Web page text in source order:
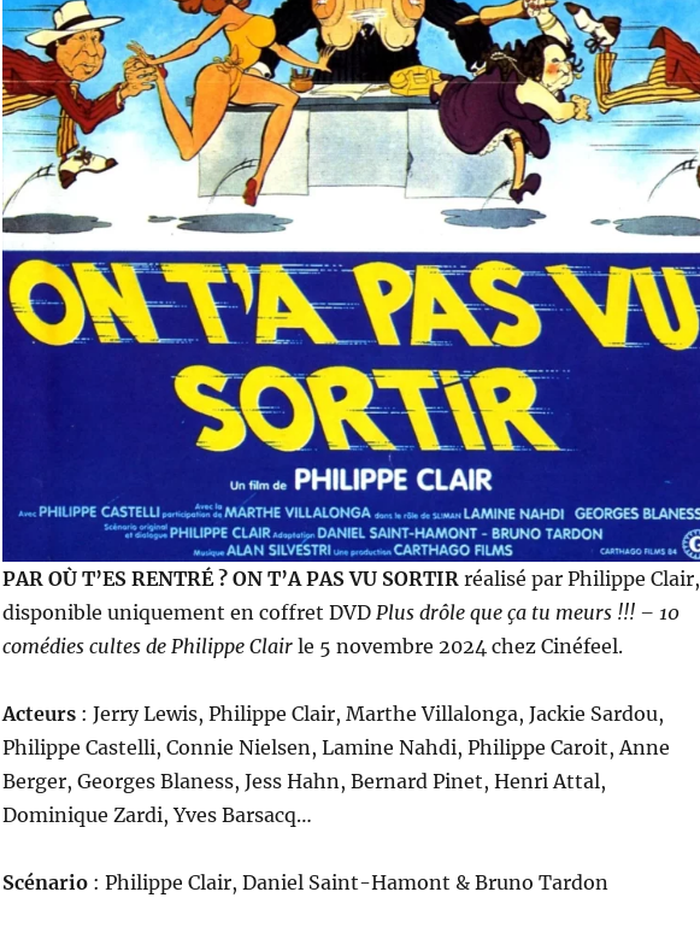
PAR OÙ T’ES RENTRÉ ? ON T’A PAS VU SORTIR réalisé par Philippe Clair,
disponible uniquement en coffret DVD Plus drôle que ça tu meurs !!! – 10
comédies cultes de Philippe Clairle 5 novembre 2024 chez Cinéfeel.
Acteurs: Jerry Lewis, Philippe Clair, Marthe Villalonga, Jackie Sardou,
Philippe Castelli, Connie Nielsen, Lamine Nahdi, Philippe Caroit, Anne
Berger, Georges Blaness, Jess Hahn, Bernard Pinet, Henri Attal,
Dominique Zardi, Yves Barsacq…
Scénario: Philippe Clair, Daniel Saint-Hamont & Bruno Tardon